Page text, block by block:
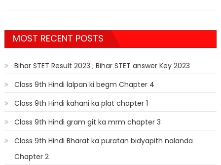
MOST RECENT POSTS
Bihar STET Result 2023 ; Bihar STET answer Key 2023
Class 9th Hindi lalpan ki begm Chapter 4
Class 9th Hindi kahani ka plat chapter 1
Class 9th Hindi gram git ka mrm chapter 3
Class 9th Hindi Bharat ka puratan bidyapith nalanda
Chapter 2